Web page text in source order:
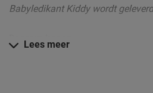
Babyledikant Kiddy wordt
Daarom kopen
Lees meer